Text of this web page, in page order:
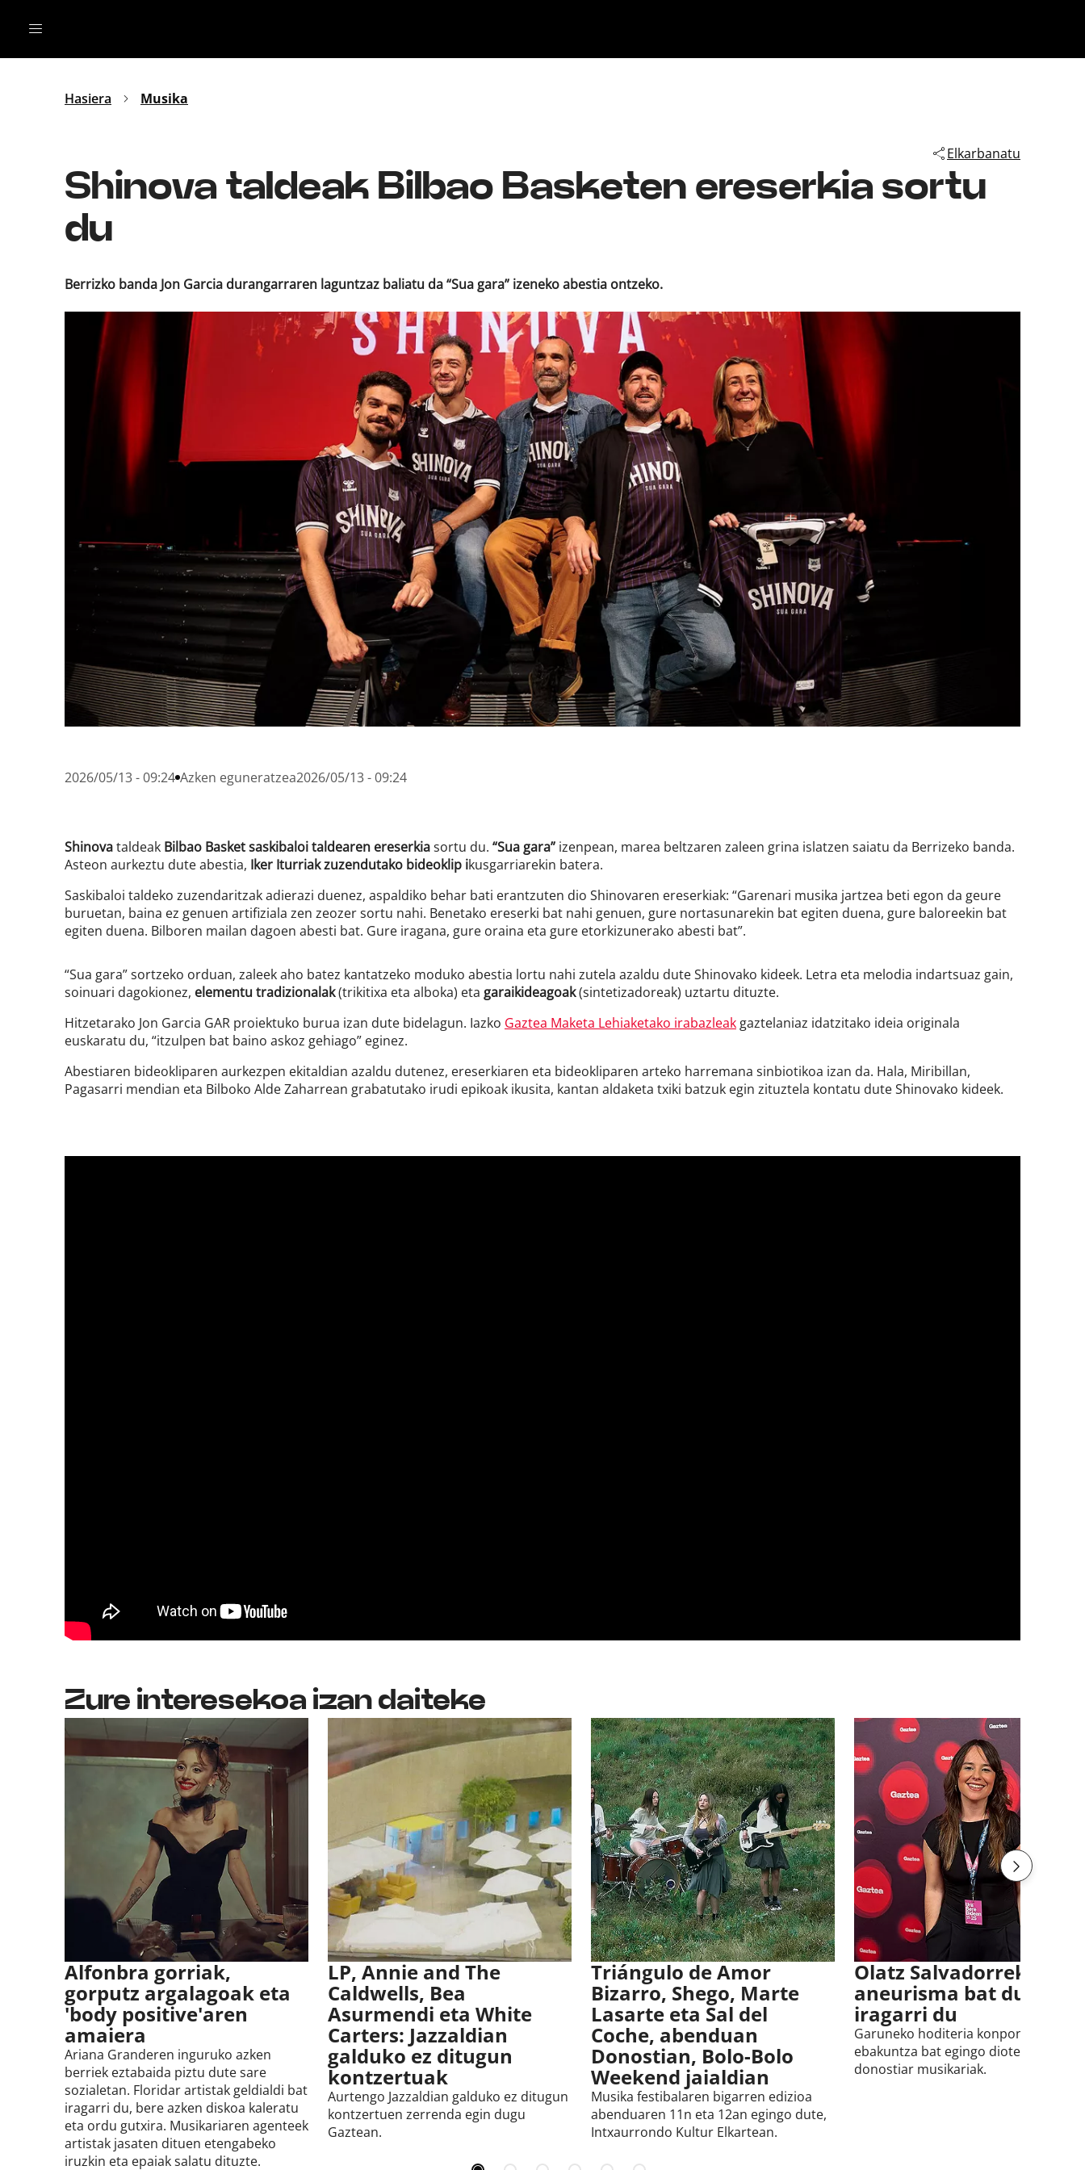
Hasiera Musika
Elkarbanatu
Shinova taldeak Bilbao Basketen ereserkia sortu
du
Berrizko banda Jon Garcia durangarraren laguntzaz baliatu da “Sua gara” izeneko abestia ontzeko.
2026/05/13 - 09:24 Azken eguneratzea2026/05/13 - 09:24
Shinovataldeak Bilbao Basket saskibaloi taldearen ereserkiasortu du. “Sua gara” izenpean, marea beltzaren zaleen grina islatzen saiatu da Berrizeko banda.
Asteon aurkeztu dute abestia, Iker Iturriak zuzendutako bideoklip ikusgarriarekin batera.
Saskibaloi taldeko zuzendaritzak adierazi duenez, aspaldiko behar bati erantzuten dio Shinovaren ereserkiak: “Garenari musika jartzea beti egon da geure
buruetan, baina ez genuen artifiziala zen zeozer sortu nahi. Benetako ereserki bat nahi genuen, gure nortasunarekin bat egiten duena, gure baloreekin bat
egiten duena. Bilboren mailan dagoen abesti bat. Gure iragana, gure oraina eta gure etorkizunerako abesti bat”.
“Sua gara” sortzeko orduan, zaleek aho batez kantatzeko moduko abestia lortu nahi zutela azaldu dute Shinovako kideek. Letra eta melodia indartsuaz gain,
soinuari dagokionez, elementu tradizionalak(trikitixa eta alboka) eta garaikideagoak(sintetizadoreak) uztartu dituzte.
Hitzetarako Jon Garcia GAR proiektuko burua izan dute bidelagun. Iazko Gaztea Maketa Lehiaketako irabazleak gaztelaniaz idatzitako ideia originala
euskaratu du, “itzulpen bat baino askoz gehiago” eginez.
Abestiaren bideokliparen aurkezpen ekitaldian azaldu dutenez, ereserkiaren eta bideokliparen arteko harremana sinbiotikoa izan da. Hala, Miribillan,
Pagasarri mendian eta Bilboko Alde Zaharrean grabatutako irudi epikoak ikusita, kantan aldaketa txiki batzuk egin zituztela kontatu dute Shinovako kideek.
Zure interesekoa izan daiteke
Alfonbra gorriak,
gorputz argalagoak eta
'body positive'aren
amaiera
Ariana Granderen inguruko azken
berriek eztabaida piztu dute sare
sozialetan. Floridar artistak geldialdi bat
iragarri du, bere azken diskoa kaleratu
eta ordu gutxira. Musikariaren agenteek
artistak jasaten dituen etengabeko
iruzkin eta epaiak salatu dituzte.
LP, Annie and The
Caldwells, Bea
Asurmendi eta White
Carters: Jazzaldian
galduko ez ditugun
kontzertuak
Aurtengo Jazzaldian galduko ez ditugun
kontzertuen zerrenda egin dugu
Gaztean.
Triángulo de Amor
Bizarro, Shego, Marte
Lasarte eta Sal del
Coche, abenduan
Donostian, Bolo-Bolo
Weekend jaialdian
Musika festibalaren bigarren edizioa
abenduaren 11n eta 12an egingo dute,
Intxaurrondo Kultur Elkartean.
Olatz Salvadorrek
aneurisma bat duela
iragarri du
Garuneko hoditeria konpontzeko
ebakuntza bat egingo diotela azaldu
donostiar musikariak.